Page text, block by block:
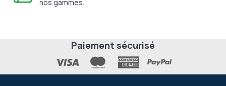
nos gammes.
Paiement sécurisé